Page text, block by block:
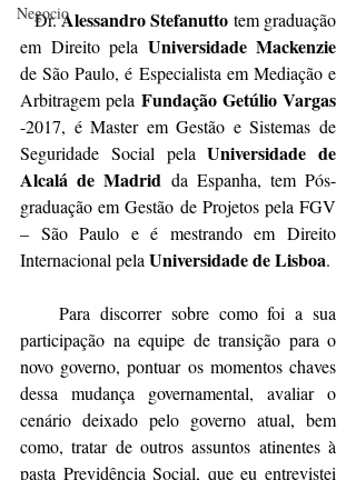
Negocio
   Dr.
Alessandro Stefanutto tem graduação
em Direito pela Universidade Mackenzie
de São Paulo, é Especialista em Mediação e
Arbitragem pela Fundação Getúlio Vargas
-2017, é Master em Gestão e Sistemas de
Seguridade Social pela Universidade de
Alcalá de Madrid da Espanha, tem Pós-
graduação em Gestão de Projetos pela FGV
– São Paulo e é mestrando em Direito
Internacional pela Universidade de Lisboa.
    Para discorrer sobre como foi a sua
participação na equipe de transição para o
novo governo, pontuar os momentos chaves
dessa mudança governamental, avaliar o
cenário deixado pelo governo atual, bem
como, tratar de outros assuntos atinentes à
pasta Previdência Social, que eu entrevistei